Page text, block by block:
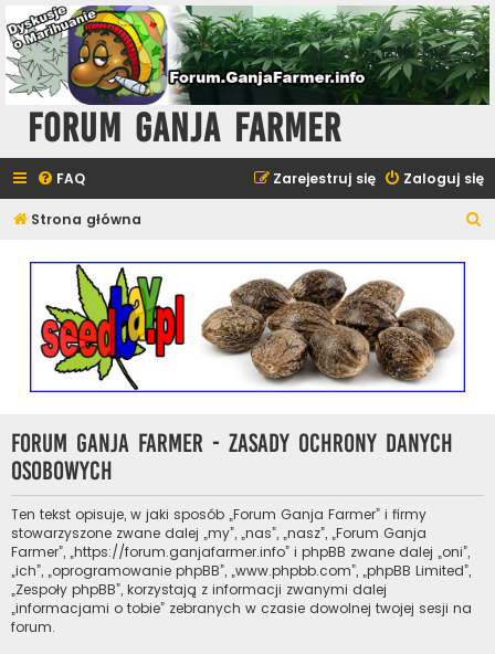
Forum Ganja Farmer
FAQ Zaloguj się
Zarejestruj się
Strona główna
Forum Ganja Farmer - Zasady ochrony danych
osobowych
Ten tekst opisuje, w jaki sposób „Forum Ganja Farmer” i firmy
stowarzyszone zwane dalej „my”, „nas”, „nasz”, „Forum Ganja
Farmer”, „https://forum.ganjafarmer.info” i phpBB zwane dalej „oni”,
„ich”, „oprogramowanie phpBB”, „www.phpbb.com”, „phpBB Limited”,
„Zespoły phpBB”, korzystają z informacji zwanymi dalej
„informacjami o tobie” zebranych w czasie dowolnej twojej sesji na
forum.